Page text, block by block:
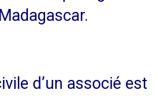
d’un associé est